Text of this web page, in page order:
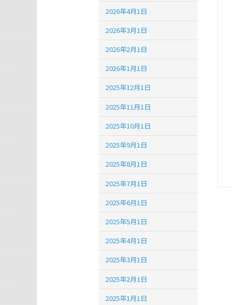
2026年4月1日
2026年3月1日
2026年2月1日
2026年1月1日
2025年12月1日
2025年11月1日
2025年10月1日
2025年9月1日
2025年8月1日
2025年7月1日
2025年6月1日
2025年5月1日
2025年4月1日
2025年3月1日
2025年2月1日
2025年1月1日